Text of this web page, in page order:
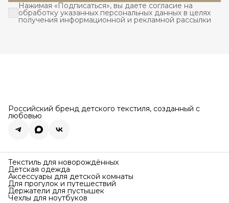
Нажимая «Подписаться», вы даете согласие на
обработку указанных персональных данных в целях
получения информационной и рекламной рассылки
Российский бренд детского текстиля, созданный с
любовью
Текстиль для новорождённых
Детская одежда
Аксессуары для детской комнаты
Для прогулок и путешествий
Держатели для пустышек
Чехлы для ноутбуков